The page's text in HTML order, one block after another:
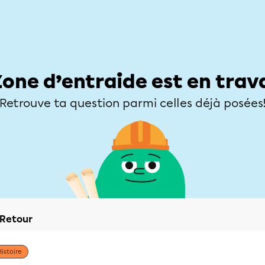
d’entraide est en
Retrouve ta question parmi celles déjà posées!
Retour